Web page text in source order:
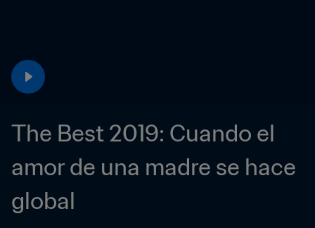
The Best 2019: Cuando el
amor de una madre se hace
global